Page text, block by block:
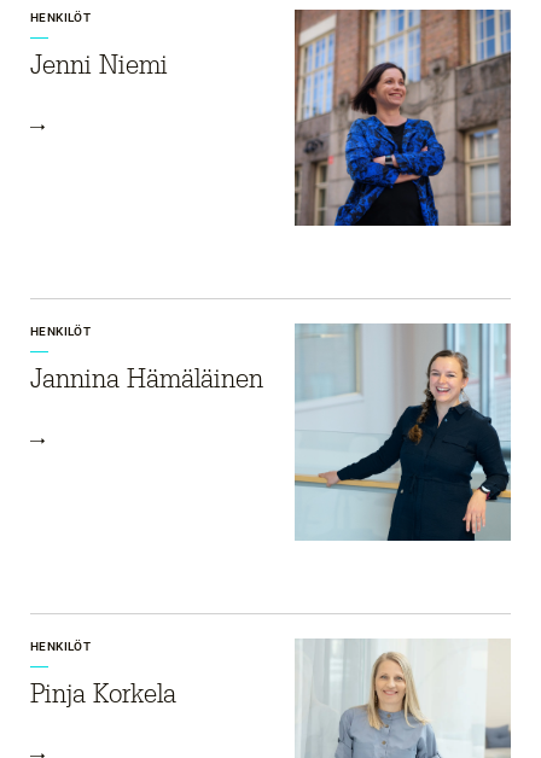
HENKILÖT
Jenni Niemi
HENKILÖT
Jannina Hämäläinen
HENKILÖT
Pinja Korkela